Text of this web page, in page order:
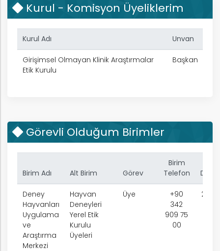
Kurul - Komisyon Üyeliklerim
Kurul Adı Unvan
Girişimsel Olmayan Klinik Araştırmalar
Etik Kurulu
Başkan
Görevli Olduğum Birimler
Birim Adı Alt Birim Görev
Birim
Telefon
Dahili
Deney
Hayvanları
Uygulama
ve
Araştırma
Merkezi
Hayvan
Deneyleri
Yerel Etik
Kurulu
Üyeleri
Üye
+90
342
909 75
00
2333